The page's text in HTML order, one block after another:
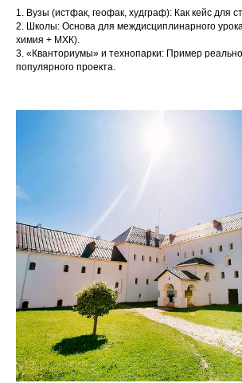
1. Вузы (истфак, геофак, худграф): Как кейс для
2. Школы: Основа для междисциплинарного
химия + МХК).
3. «Кванториумы» и технопарки: Пример
популярного проекта.